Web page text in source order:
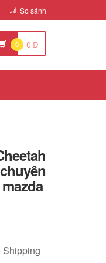
So sánh
0 0 Đ
Shipping